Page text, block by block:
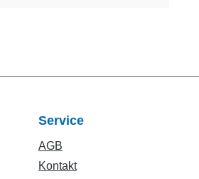
Service
AGB
Kontakt